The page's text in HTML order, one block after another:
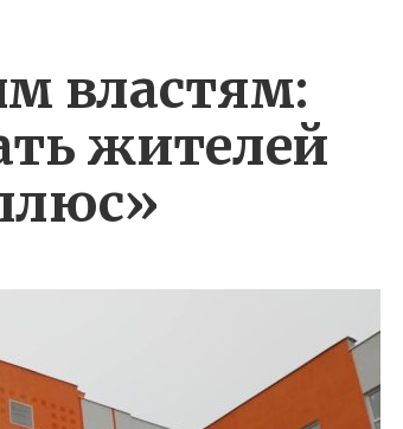
властям:
жителей